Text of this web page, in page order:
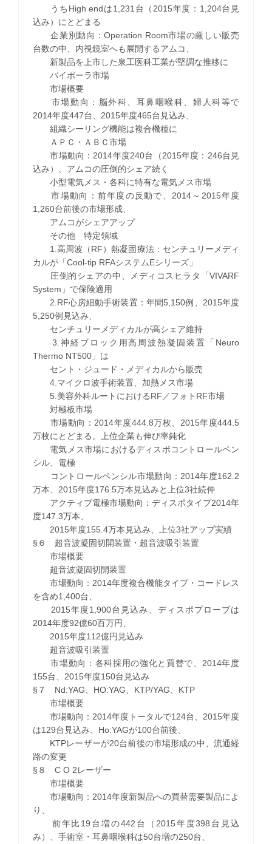
うちHigh endは1,231台（2015年度：1,204台見
込み）にとどまる
企業別動向：Operation Room市場の厳しい販売
台数の中、内視鏡室へも展開するアムコ、
新製品を上市した泉工医科工業が堅調な推移に
バイポーラ市場
市場概要
市場動向：脳外科、耳鼻咽喉科、婦人科等で
2014年度447台、2015年度465台見込み、
組織シーリング機能は複合機種に
ＡＰＣ・ＡＢＣ市場
市場動向：2014年度240台（2015年度：246台見
込み）、アムコの圧倒的シェア続く
小型電気メス・各科に特有な電気メス市場
市場動向：前年度の反動で、2014～2015年度
1,260台前後の市場形成、
アムコがシェアアップ
その他 特定領域
1.高周波（RF）熱凝固療法：センチュリーメディ
カルが「Cool-tip RFAシステムEシリーズ」
圧倒的シェアの中、メディコスヒラタ「VIVARF
System」で保険適用
2.RF心房細動手術装置：年間5,150例、2015年度
5,250例見込み、
センチュリーメディカルが高シェア維持
3.神経ブロック用高周波熱凝固装置「Neuro
Thermo NT500」は
セント・ジュード・メディカルから販売
4.マイクロ波手術装置、加熱メス市場
5.美容外科ルートにおけるRF／フォトRF市場
対極板市場
市場動向：2014年度444.8万枚、2015年度444.5
万枚にとどまる。上位企業も伸び率鈍化
電気メス市場におけるディスポコントロールペン
シル、電極
コントロールペンシル市場動向：2014年度162.2
万本、2015年度176.5万本見込みと上位3社続伸
アクティブ電極市場動向：ディスポタイプ2014年
度147.3万本、
2015年度155.4万本見込み、上位3社アップ実績
§６ 超音波凝固切開装置・超音波吸引装置
市場概要
超音波凝固切開装置
市場動向：2014年度複合機能タイプ・コードレス
を含め1,400台、
2015年度1,900台見込み、ディスポプローブは
2014年度92億60百万円、
2015年度112億円見込み
超音波吸引装置
市場動向：各科採用の強化と買替で、2014年度
155台、2015年度150台見込み
§７ Nd:YAG、HO:YAG、KTP/YAG、KTP
市場概要
市場動向：2014年度トータルで124台、2015年度
は129台見込み、Ho:YAGが100台前後、
KTPレーザーが20台前後の市場形成の中、流通経
路の変更
§８ C O 2レーザー
市場概要
市場動向：2014年度新製品への買替需要製品によ
り、
前年比19台増の442台（2015年度398台見込
み）、手術室・耳鼻咽喉科は50台増の250台、